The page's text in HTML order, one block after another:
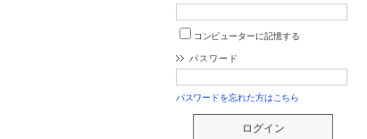
コンピューターに記憶する
パスワード
パスワードを忘れた方はこちら